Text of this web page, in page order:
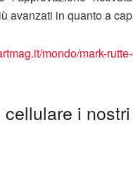
avanzati in quanto a
mondo/mark-
i